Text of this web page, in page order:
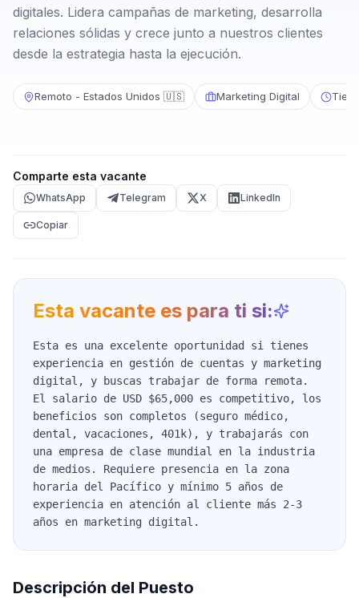
digitales. Lidera campañas de marketing, desarrolla
relaciones sólidas y crece junto a nuestros clientes
desde la estrategia hasta la ejecución.
Remoto - Estados Unidos 🇺🇸 Marketing Digital
Comparte esta vacante
WhatsApp Telegram X LinkedIn
Copiar
Esta vacante es para ti si:
Esta es una excelente oportunidad si tienes
experiencia en gestión de cuentas y marketing
digital, y buscas trabajar de forma remota.
El salario de USD $65,000 es competitivo, los
beneficios son completos (seguro médico,
dental, vacaciones, 401k), y trabajarás con
una empresa de clase mundial en la industria
de medios. Requiere presencia en la zona
horaria del Pacífico y mínimo 5 años de
experiencia en atención al cliente más 2-3
años en marketing digital.
Descripción del Puesto